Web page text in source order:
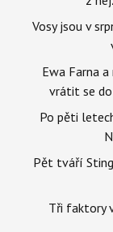
Vosy jsou v
Ewa Farna
vrátit se
Po pěti
Pět tváří
Tři faktory